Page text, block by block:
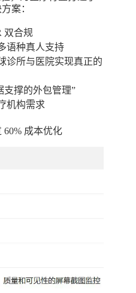
案：
双合规
语种真人支持
诊所与医院实现真正的
支撑的外包管理”
机构需求
60% 成本优化